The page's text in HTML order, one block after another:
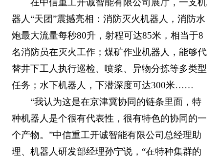
在中信重工开诚智能有限公司展厅，一支机
器人“天团”震撼亮相：消防灭火机器人，消防水
炮最大流量每秒80升，射程可达85米，相当于8
名消防员在灭火工作；煤矿作业机器人，能够代
替井下工人执行巡检、喷浆、异物分拣等多类型
任务；水下机器人，下潜深度可达300米……
“我认为这是在京津冀协同的链条里面，特
种机器人是个很有代表性，很有特色的协同的一
个产物。”中信重工开诚智能有限公司总经理助
理、机器人研发部经理孙宁说，“在特种集群的